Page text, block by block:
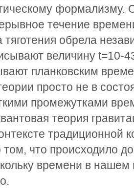
формализму.
течение
тяготения обрела
величину t=10-
планковским
просто не в
промежутками
теория
традиционной
том, что происходило
времени в нашем